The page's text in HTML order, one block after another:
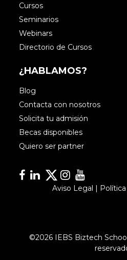
Cursos
Seminarios
Webinars
Directorio de Cursos
¿HABLAMOS?
Blog
Contacta con nosotros
Solicita tu admisión
Becas disponibles
Quiero ser partner
Facebook
Linkedin
Linkedin
Instagram
Aviso Legal |
©2026 IEBS Biztech